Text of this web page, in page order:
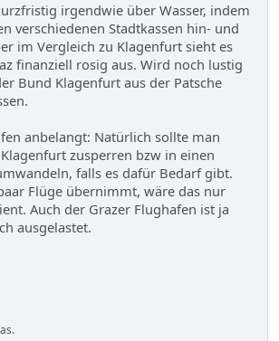
irgendwie über Wasser, indem
verschiedenen Stadtkassen hin- und
im Vergleich zu Klagenfurt sieht es
finanziell rosig aus. Wird noch lustig
Bund Klagenfurt aus der Patsche
anbelangt: Natürlich sollte man
zusperren bzw in einen
falls es dafür Bedarf gibt.
Flüge übernimmt, wäre das nur
Auch der Grazer Flughafen ist ja
ausgelastet.